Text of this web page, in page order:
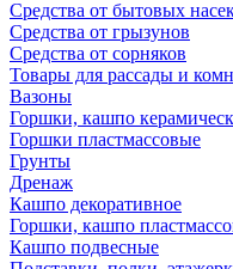
Средства от бытовых
Средства от грызунов
Средства от сорняков
Товары для рассады и
Вазоны
Горшки, кашпо
Горшки пластмассовые
Грунты
Дренаж
Кашпо декоративное
Горшки, кашпо
Кашпо подвесные